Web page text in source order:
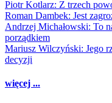
Piotr Kotlarz: Z trzech
Roman Dambek: Jest
Andrzej Michałowski: To
porządkiem
Mariusz Wilczyński: Jego
decyzji
więcej ...